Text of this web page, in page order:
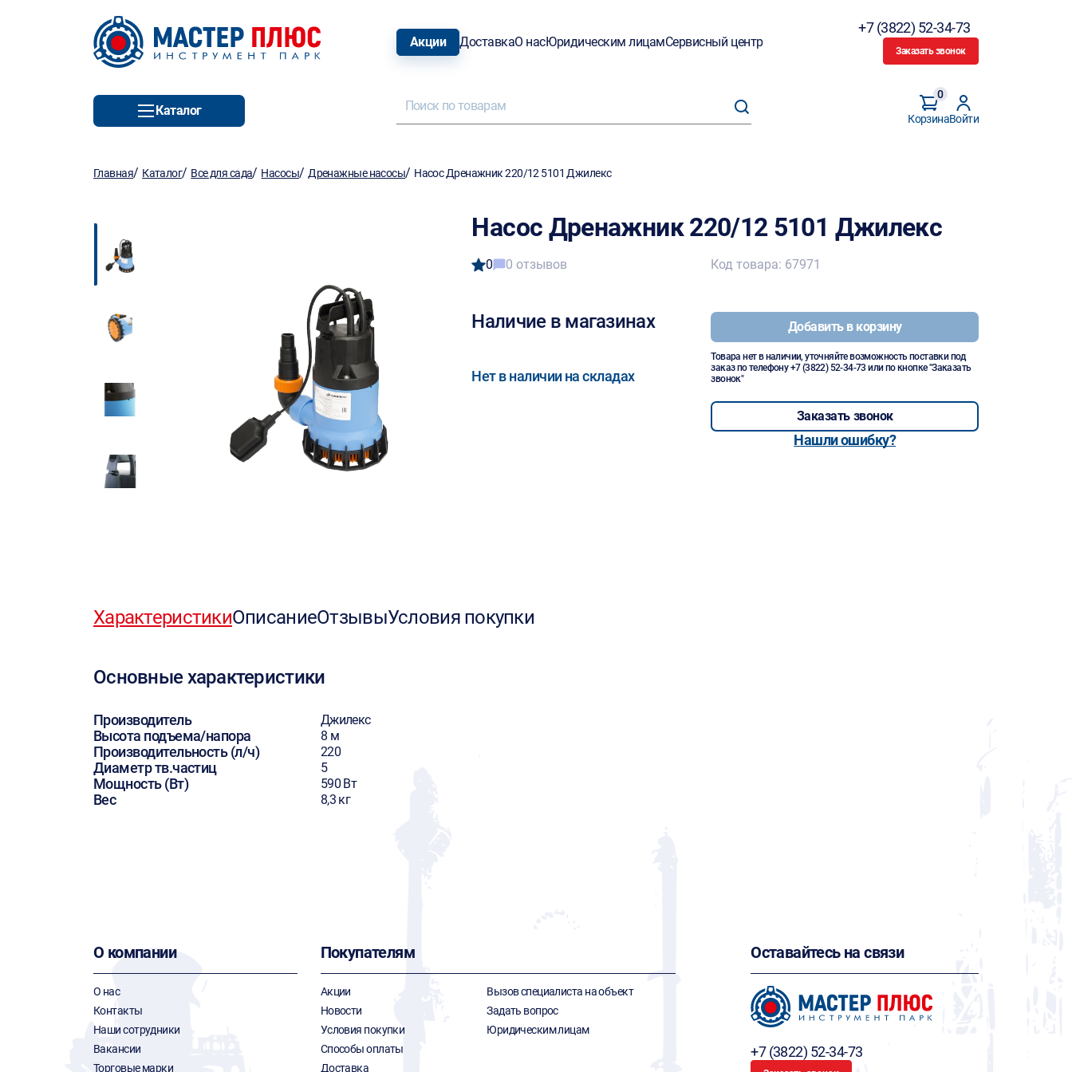
Акции ДоставкаО насЮридическим лицамСервисный центр
+7 (3822) 52-34-73
Заказать звонок
Каталог
Корзина
0
Войти
Главная/ Каталог/ Все для сада/ Насосы/Дренажные насосы/ Насос Дренажник 220/12 5101 Джилекс
Насос Дренажник 220/12 5101 Джилекс
0 0 отзывов
Наличие в магазинах
Нет в наличии на складах
Код товара: 67971
Добавить в корзину
Товара нет в наличии, уточняйте возможность поставки под
заказ по телефону+7 (3822) 52-34-73 или по кнопке "Заказать
звонок"
Заказать звонок
Нашли ошибку?
ХарактеристикиОписаниеОтзывыУсловия покупки
Основные характеристики
Производитель Джилекс
Высота подъема/напора 8 м
Производительность (л/ч) 220
Диаметр тв.частиц 5
Мощность (Вт) 590 Вт
Вес 8,3 кг
О компании
О нас
Контакты
Наши сотрудники
Вакансии
Торговые марки
Покупателям
Акции
Новости
Условия покупки
Способы оплаты
Доставка
Вызов специалиста на объект
Задать вопрос
Юридическим лицам
Оставайтесь на связи
+7 (3822) 52-34-73